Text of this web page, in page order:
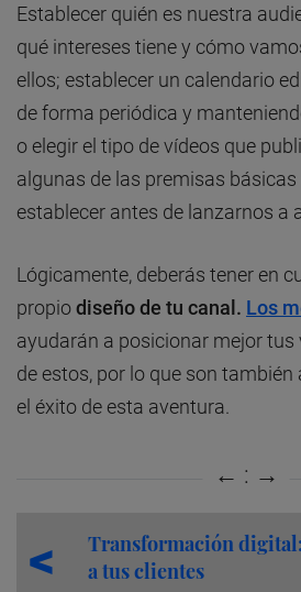
Establecer quién es nuestra
qué intereses tiene y cómo
ellos; establecer un calendario
de forma periódica y
o elegir el tipo de vídeos que
algunas de las premisas
establecer antes de lanzarnos a
Lógicamente, deberás tener en
propiodiseño de tu canal. Los
ayudarán a posicionar mejor tus
de estos, por lo que son
el éxito de esta aventura.
Transformación
a tus clientes